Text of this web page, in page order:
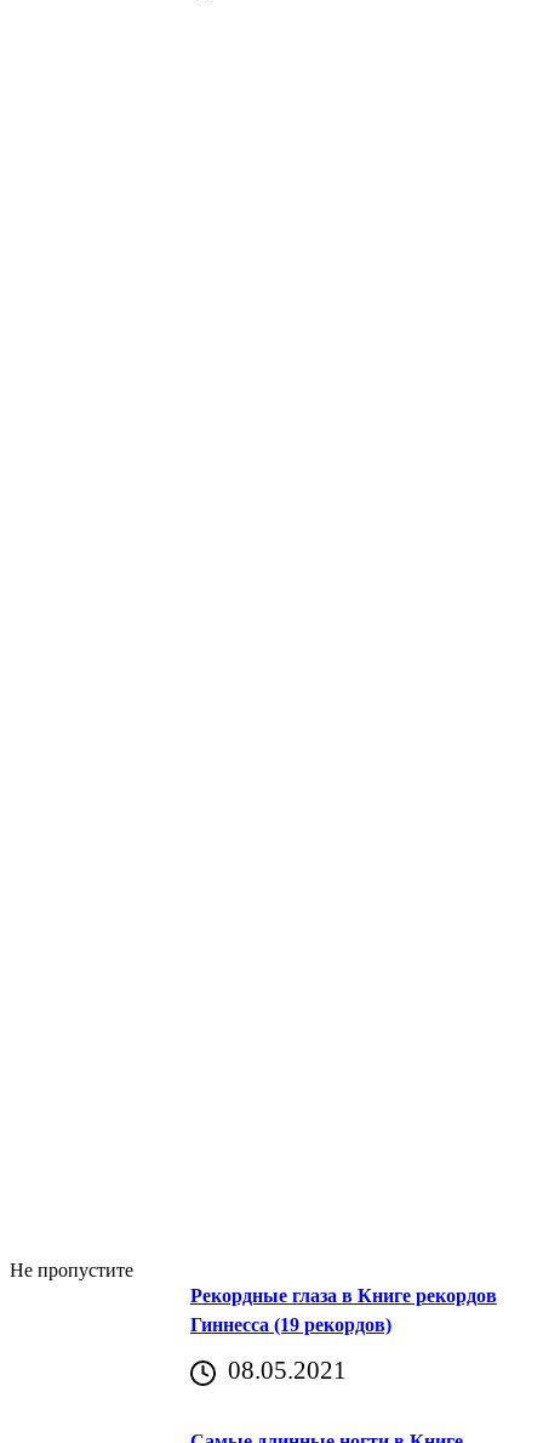
Не пропустите
Рекордные глаза в Книге рекордов
Гиннесса (19 рекордов)
08.05.2021